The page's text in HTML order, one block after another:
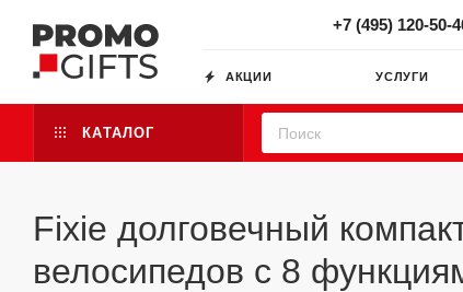
+7 (495) 120-50-
АКЦИИ УСЛУГИ
КАТАЛОГ
Fixie долговечный
велосипедов с 8